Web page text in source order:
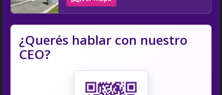
¿Querés hablar con nuestro
CEO?